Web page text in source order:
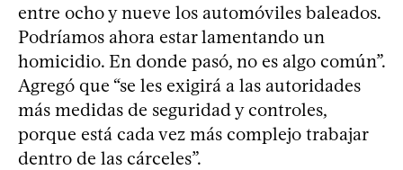
entre ocho y nueve los automóviles baleados.
Podríamos ahora estar lamentando un
homicidio. En donde pasó, no es algo común”.
Agregó que “se les exigirá a las autoridades
más medidas de seguridad y controles,
porque está cada vez más complejo trabajar
dentro de las cárceles”.